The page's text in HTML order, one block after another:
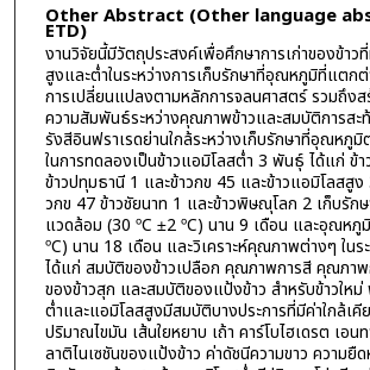
Other Abstract (Other language
ETD)
งานวิจัยนี้มีวัตถุประสงค์เพื่อศึกษาการเก่าของข้า
สูงและต่ำในระหว่างการเก็บรักษาที่อุณหภูมิที่แตก
การเปลี่ยนแปลงตามหลักการจลนศาสตร์ รวมถึง
ความสัมพันธ์ระหว่างคุณภาพข้าวและสมบัติการส
รังสีอินฟราเรดย่านใกล้ระหว่างเก็บรักษาที่อุณหภู
ในการทดลองเป็นข้าวแอมิโลสต่ำ 3 พันธุ์ ได้แก่ ข้
ข้าวปทุมธานี 1 และข้าวกข 45 และข้าวแอมิโลสสู
วกข 47 ข้าวชัยนาท 1 และข้าวพิษณุโลก 2 เก็บรั
แวดล้อม (30 ºC ±2 ºC) นาน 9 เดือน และอุณหภู
ºC) นาน 18 เดือน และวิเคราะห์คุณภาพต่างๆ ในร
ได้แก่ สมบัติของข้าวเปลือก คุณภาพการสี คุณภา
ของข้าวสุก และสมบัติของแป้งข้าว สำหรับข้าวให
ต่ำและแอมิโลสสูงมีสมบัติบางประการที่มีค่าใกล้เคี
ปริมาณไขมัน เส้นใยหยาบ เถ้า คาร์โบไฮเดรต เอน
ลาติไนเซชันของแป้งข้าว ค่าดัชนีความขาว ความยืด